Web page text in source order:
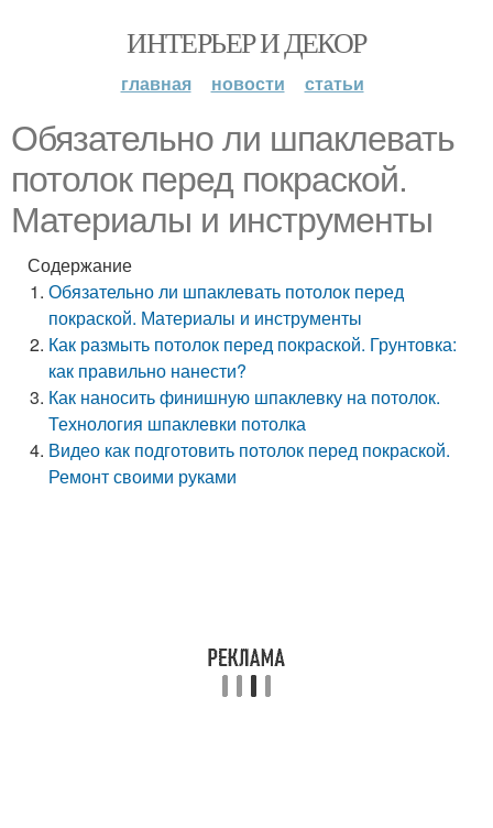
ИНТЕРЬЕР И ДЕКОР
главная новости статьи
Обязательно ли шпаклевать
потолок перед покраской.
Материалы и инструменты
Содержание
Обязательно ли шпаклевать потолок перед
покраской. Материалы и инструменты
Как размыть потолок перед покраской. Грунтовка:
как правильно нанести?
Как наносить финишную шпаклевку на потолок.
Технология шпаклевки потолка
Видео как подготовить потолок перед покраской.
Ремонт своими руками